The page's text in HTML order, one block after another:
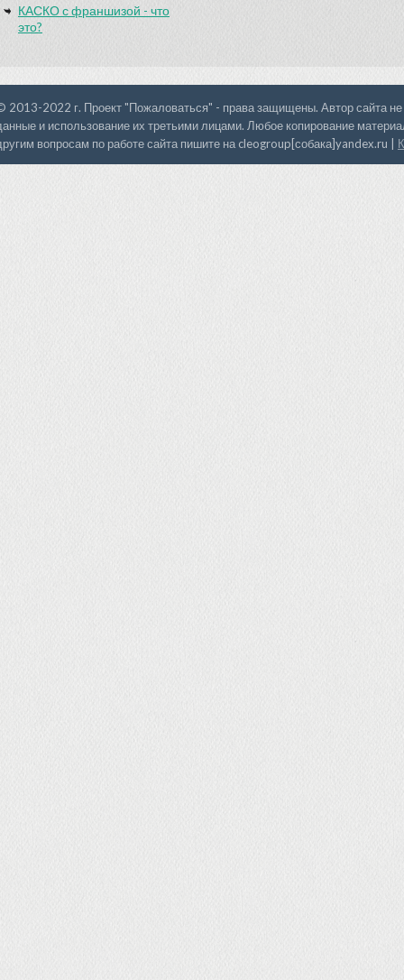
КАСКО с франшизой - что
это?
2013-2022 г. Проект "Пожаловаться" - права защищены. Автор сайта не
и использование их третьими лицами. Любое копирование
вопросам по работе сайта пишите на cleogroup[собака]yandex.ru |